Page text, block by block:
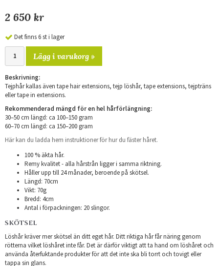
2 650 kr
Det finns 6 st i lager
Lägg i varukorg »
Beskrivning:
Tejphår kallas även tape hair extensions, tejp löshår, tape extensions, tejpträns
eller tape in extensions.
Rekommenderad mängd för en hel hårförlängning:
30–50 cm längd: ca 100–150 gram
60–70 cm längd: ca 150–200 gram
Här kan du ladda hem instruktioner för hur du fäster håret.
100 % äkta hår.
Remy kvalitet - alla hårstrån ligger i samma riktning.
Håller upp till 24 månader, beroende på skötsel.
Längd: 70cm
Vikt: 70g
Bredd: 4cm
Antal i förpackningen: 20 slingor.
SKÖTSEL
Löshår kräver mer skötsel än ditt eget hår. Ditt riktiga hår får näring genom
rötterna vilket löshåret inte får. Det är därför viktigt att ta hand om löshåret och
använda återfuktande produkter för att det inte ska bli torrt och tovigt eller
tappa sin glans.